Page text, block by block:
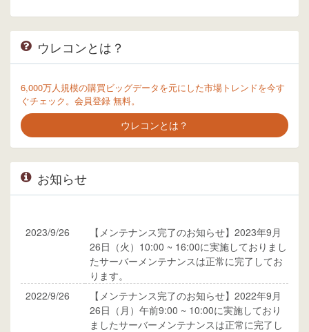
ウレコンとは？
6,000万人規模の購買ビッグデータを元にした市場トレンドを今す
ぐチェック。会員登録 無料。
ウレコンとは？
お知らせ
2023/9/26
【メンテナンス完了のお知らせ】2023年9月
26日（火）10:00 ~ 16:00に実施しておりまし
たサーバーメンテナンスは正常に完了してお
ります。
2022/9/26
【メンテナンス完了のお知らせ】2022年9月
26日（月）午前9:00 ~ 10:00に実施しており
ましたサーバーメンテナンスは正常に完了し